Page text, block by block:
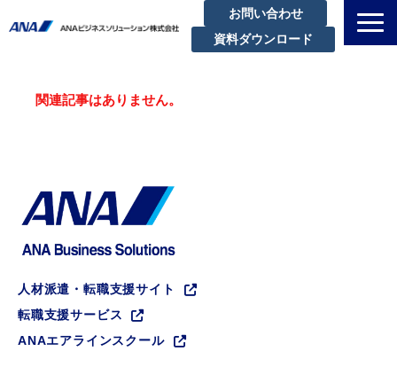
お問い合わせ
資料ダウンロード
解決できる課題
お知らせ
企業情報
関連記事はありません。
人材派遣・転職支援サイト
転職支援サービス
ANAエアラインスクール